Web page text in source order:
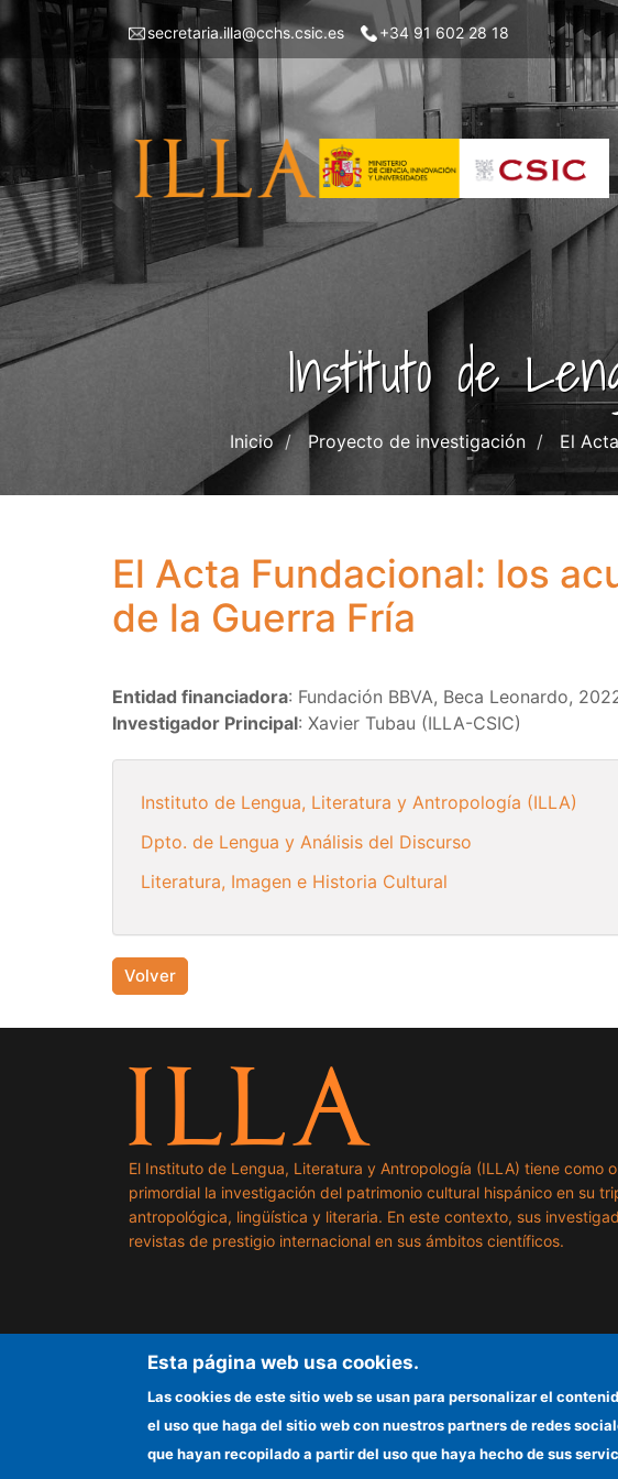
Pasar
contenido
principal
Menu
left
ILLA
secretaria.illa@cchs.csic.es +34 91 602 28 18
Instituto de
Inicio Proyecto de investigación El
El Acta Fundacional: los
de la Guerra Fría
Entidad financiadora: Fundación BBVA, Beca Leonardo,
Investigador Principal: Xavier Tubau (ILLA-CSIC)
Instituto de Lengua, Literatura y Antropología (ILLA)
Dpto. de Lengua y Análisis del Discurso
Literatura, Imagen e Historia Cultural
Volver
El Instituto de Lengua, Literatura y Antropología (ILLA) tiene como
primordial la investigación del patrimonio cultural hispánico en su
antropológica, lingüística y literaria. En este contexto, sus
revistas de prestigio internacional en sus ámbitos científicos.
Esta página web usa cookies.
Las cookies de este sitio web se usan para personalizar el
el uso que haga del sitio web con nuestros partners de redes
que hayan recopilado a partir del uso que haya hecho de sus